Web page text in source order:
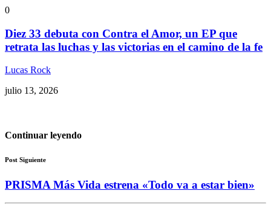
0
Diez 33 debuta con Contra el Amor, un EP que
retrata las luchas y las victorias en el camino de la fe
Lucas Rock
julio 13, 2026
Continuar leyendo
Post Siguiente
PRISMA Más Vida estrena «Todo va a estar bien»